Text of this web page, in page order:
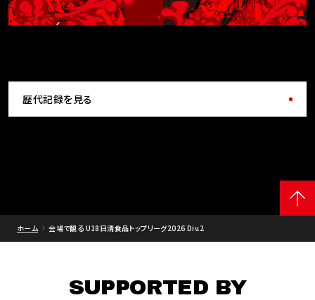
歴代記録を見る
ホーム 会場で観る U18日清食品トップリーグ2026 Div.2
SUPPORTED BY